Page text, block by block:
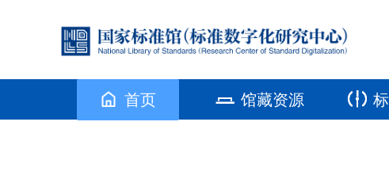
首页 馆藏资源